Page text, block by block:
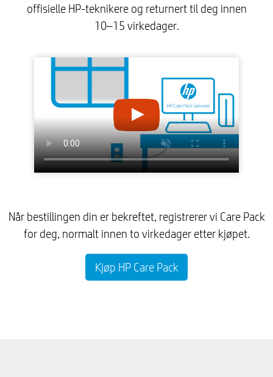
offisielle HP-teknikere og returnert til deg innen
10–15 virkedager.
Når bestillingen din er bekreftet, registrerer vi Care Pack
for deg, normalt innen to virkedager etter kjøpet.
Kjøp HP Care Pack